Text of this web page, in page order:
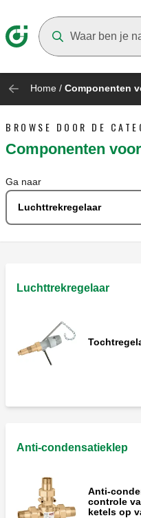
Home / Componenten
BROWSE DOOR DE
Componenten
Ga naar
Luchttrekregelaar
Luchttrekregelaar
Anti-condensatieklep
Anti-
controle
ketels op